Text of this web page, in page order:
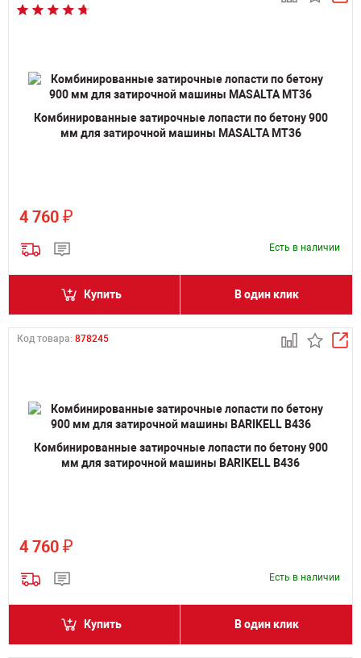
Комбинированные затирочные лопасти по бетону 900
мм для затирочной машины MASALTA MT36
4 760 ₽
Есть в наличии
Купить В один клик
Код товара: 878245
Комбинированные затирочные лопасти по бетону 900
мм для затирочной машины BARIKELL B436
4 760 ₽
Есть в наличии
Купить В один клик